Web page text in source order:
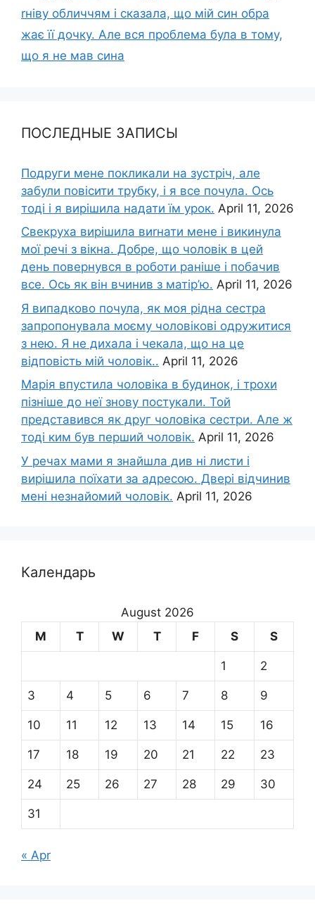
rніву обличчям і сказала, що мій син обра
жає її дочку. Але вся проблема була в тому,
що я не мав сина
ПОСЛЕДНЫЕ ЗАПИСЫ
Подруги мене покликали на зустріч, але
забули повісити трубку, і я все почула. Ось
тоді і я вирішила надати їм урок. April 11, 2026
Свекруха вирішила виrнати мене і викинула
мої речі з вікна. Добре, що чоловік в цей
день повернувся в роботи раніше і побачив
все. Ось як він вчинив з матір’ю. April 11, 2026
Я випадково почула, як моя рідна сестра
запропонувала моєму чоловікові одружитися
з нею. Я не дихала і чекала, що на це
відповість мій чоловік.. April 11, 2026
Марія впустила чоловіка в будинок, і трохи
пізніше до неї знову постукали. Той
представився як друг чоловіка сестри. Але ж
тоді ким був перший чоловік. April 11, 2026
У речах мами я знайшла див ні листи і
вирішила поїхати за адресою. Двері відчинив
мені незнайомий чоловік. April 11, 2026
Календарь
August 2026
M
T W T F S S
1 2
3 4 5 6 7 8 9
10 11 12 13 14 15 16
17 18 19 20 21 22 23
24 25 26 27 28 29 30
31
« Apr